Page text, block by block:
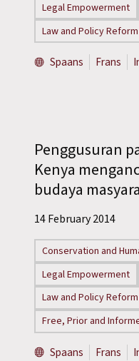
Legal Empowerment
Law and Policy Reform
Spaans Frans
Penggusuran
Kenya
budaya
14 February 2014
Conservation and
Legal Empowerment
Law and Policy Reform
Free, Prior and
Spaans Frans